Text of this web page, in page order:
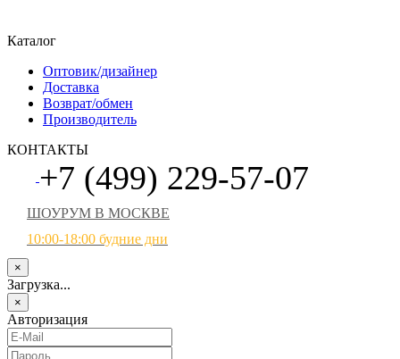
Каталог
Оптовик/дизайнер
Доставка
Возврат/обмен
Производитель
КОНТАКТЫ
+7 (499) 229-57-07
ШОУРУМ В МОСКВЕ
10:00-18:00 будние дни
×
Загрузка...
×
Авторизация